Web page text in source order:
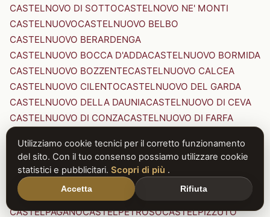
CASTELNOVO DI SOTTOCASTELNOVO NE' MONTI
CASTELNUOVOCASTELNUOVO BELBO
CASTELNUOVO BERARDENGA
CASTELNUOVO BOCCA D'ADDACASTELNUOVO BORMIDA
CASTELNUOVO BOZZENTECASTELNUOVO CALCEA
CASTELNUOVO CILENTOCASTELNUOVO DEL GARDA
CASTELNUOVO DELLA DAUNIACASTELNUOVO DI CEVA
CASTELNUOVO DI CONZACASTELNUOVO DI FARFA
CASTELNUOVO DI PORTO CASTELNUOVO DON BOSCO
CASTELNUOVO MAGRACASTELNUOVO NIGRA
CASTELNUOVO PARANOCASTELNUOVO RANGONE
CASTELNUOVO SCRIVIA
CASTELNUOVO VAL DI CECINA
CASTELPAGANOCASTELPETROSOCASTELPIZZUTO
Utilizziamo cookie tecnici per il corretto funzionamento
del sito. Con il tuo consenso possiamo utilizzare cookie
statistici e pubblicitari. Scopri di più .
Accetta Rifiuta